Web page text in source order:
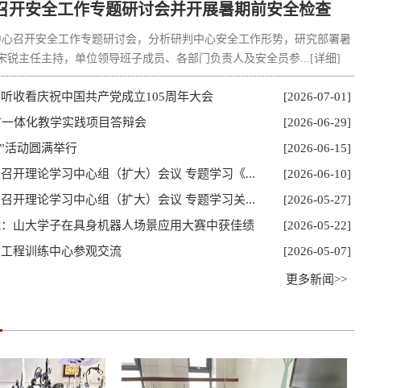
开安全工作专题研讨会并开展暑期前安全检查
召开安全工作专题研讨会，分析研判中心安全工作形势，研究部署暑
锐主任主持，单位领导班子成员、各部门负责人及安全员参... [详细]
[2026-07-01]
收看庆祝中国共产党成立105周年大会
[2026-06-29]
体化教学实践项目答辩会
[2026-06-15]
活动圆满举行
[2026-06-10]
开理论学习中心组（扩大）会议 专题学习《...
[2026-05-27]
开理论学习中心组（扩大）会议 专题学习关...
[2026-05-22]
山大学子在具身机器人场景应用大赛中获佳绩
[2026-05-07]
程训练中心参观交流
更多新闻>>